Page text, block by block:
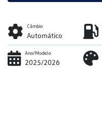
Câmbio
Automático
Ano/Modelo
2025/2026